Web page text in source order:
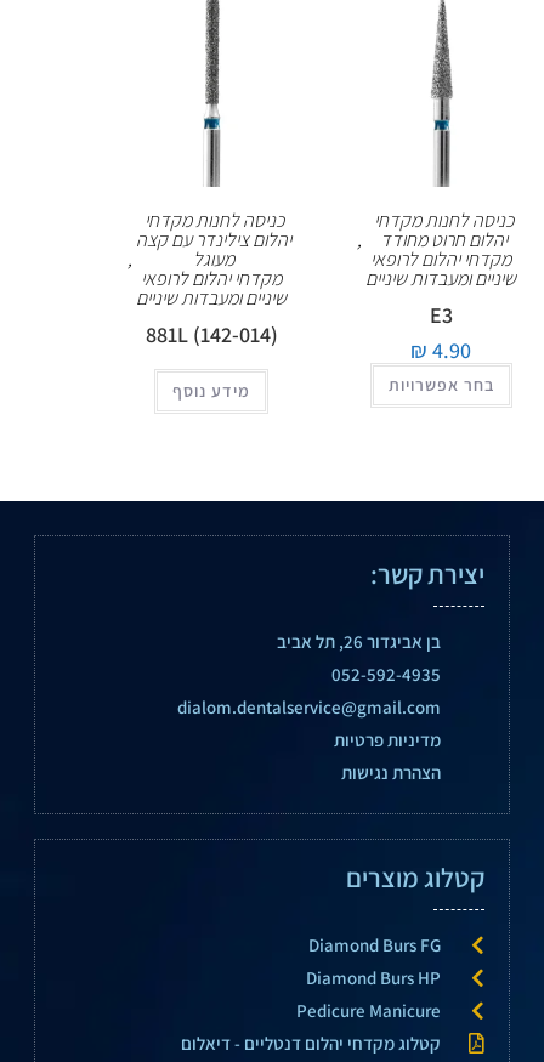
כניסה לחנות מקדחי
יהלום חרוט מחודד ,
מקדחי יהלום לרופאי
שיניים ומעבדות שיניים
E3
₪ 4.90
בחר אפשרויות
כניסה לחנות מקדחי
יהלום צילינדר עם קצה
מעוגל ,
מקדחי יהלום לרופאי
שיניים ומעבדות שיניים
881L (142-014)
מידע נוסף
יצירת קשר:
בן אביגדור 26, תל אביב
052-592-4935
dialom.dentalservice@gmail.com
מדיניות פרטיות
הצהרת נגישות
קטלוג מוצרים
Diamond Burs FG
Diamond Burs HP
Pedicure Manicure
קטלוג מקדחי יהלום דנטליים - דיאלום